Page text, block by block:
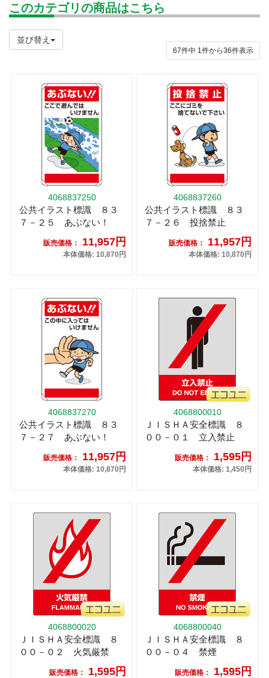
このカテゴリの商品はこちら
並び替え
67件中 1 件から36件表示
4068837250
公共イラスト標識 ８３
７－２５ あぶない！
販売価格： 11,957円
本体価格: 10,870円
4068837260
公共イラスト標識 ８３
７－２６ 投捨禁止
販売価格： 11,957円
本体価格: 10,870円
4068837270
公共イラスト標識 ８３
７－２７ あぶない！
販売価格： 11,957円
本体価格: 10,870円
4068800010
ＪＩＳＨＡ安全標識 ８
００－０１ 立入禁止
販売価格： 1,595円
本体価格: 1,450円
4068800020
ＪＩＳＨＡ安全標識 ８
００－０２ 火気厳禁
販売価格： 1,595円
4068800040
ＪＩＳＨＡ安全標識 ８
００－０４ 禁煙
販売価格： 1,595円